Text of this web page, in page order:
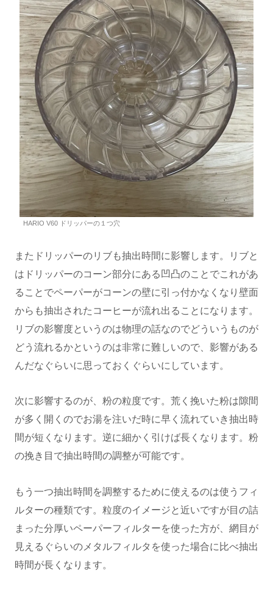
HARIO V60 ドリッパーの１つ穴
またドリッパーのリブも抽出時間に影響します。リブと
はドリッパーのコーン部分にある凹凸のことでこれがあ
ることでペーパーがコーンの壁に引っ付かなくなり壁面
からも抽出されたコーヒーが流れ出ることになります。
リブの影響度というのは物理の話なのでどういうものが
どう流れるかというのは非常に難しいので、影響がある
んだなぐらいに思っておくぐらいにしています。
次に影響するのが、粉の粒度です。荒く挽いた粉は隙間
が多く開くのでお湯を注いだ時に早く流れていき抽出時
間が短くなります。逆に細かく引けば長くなります。粉
の挽き目で抽出時間の調整が可能です。
もう一つ抽出時間を調整するために使えるのは使うフィ
ルターの種類です。粒度のイメージと近いですが目の詰
まった分厚いペーパーフィルターを使った方が、網目が
見えるぐらいのメタルフィルタを使った場合に比べ抽出
時間が長くなります。